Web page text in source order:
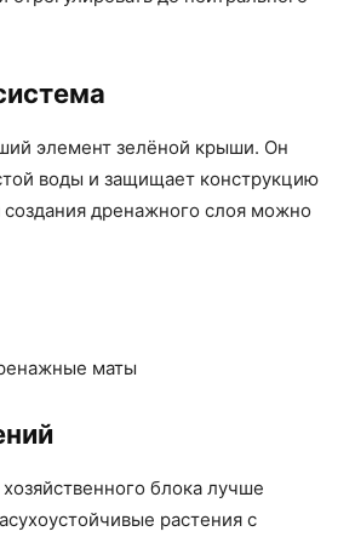
элемент зелёной крыши. Он
воды и защищает конструкцию
создания дренажного слоя можно
маты
блока лучше
растения с